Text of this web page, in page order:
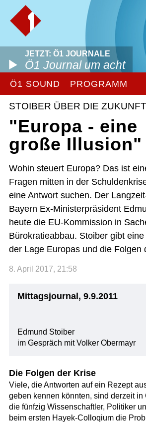
JETZT: Ö1 JOURNALE
Ö1 Journal um acht
Ö1 SOUND PROGRAMM
STOIBER ÜBER DIE
"Europa - eine
große Illusion"
Wohin steuert Europa? Das ist
Fragen mitten in der
eine Antwort suchen. Der
Bayern Ex-Ministerpräsident
heute die EU-Kommission in
Bürokratieabbau. Stoiber gibt
der Lage Europas und die Folgen
8. April 2017, 21:58
Mittagsjournal, 9.9.2011
Edmund Stoiber
im Gespräch mit Volker Obermayr
Die Folgen der Krise
Viele, die Antworten auf ein Rezept
geben kennen könnten, sind derzeit in
die fünfzig Wissenschaftler, Politiker
beim ersten Hayek-Colloqium die